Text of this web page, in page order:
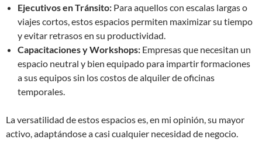
Ejecutivos en Tránsito: Para aquellos con escalas largas o
viajes cortos, estos espacios permiten maximizar su tiempo
y evitar retrasos en su productividad.
Capacitaciones y Workshops: Empresas que necesitan un
espacio neutral y bien equipado para impartir formaciones
a sus equipos sin los costos de alquiler de oficinas
temporales.
La versatilidad de estos espacios es, en mi opinión, su mayor
activo, adaptándose a casi cualquier necesidad de negocio.